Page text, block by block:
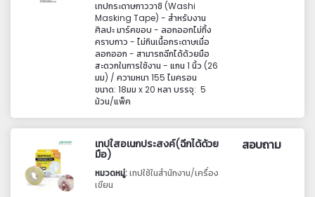
เทปกระดาษกาววาชิ (Washi
Masking Tape) - สำหรับงาน
ศิลปะ มาร์คขอบ - ลอกออกไม่ทิ้ง
คราบกาว - ไม่กินเนื้อกระดาษเมื่อ
ลอกออก - สามารถฉีกได้ด้วยมือ
สะดวกในการใช้งาน - แกน 1 นิ้ว (26
มม) / ความหนา 155 ไมครอน
ขนาด: 18มม x 20 หลา บรรจุ: 5
ม้วน/แพ็ค
เทปใสอเนกประสงค์(ฉีกได้ด้วย
มือ)
หมวดหมู่:เทปใช้ในสำนักงาน/เครื่อง
เขียน
สอบถาม